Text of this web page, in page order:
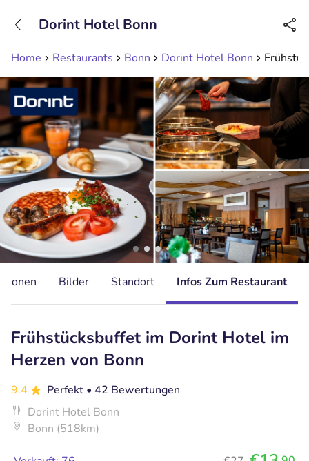
Erreichbar bis 23:00 Uhr
Home Restaurants Bonn Dorint Hotel Bonn
Dorint Hotel Bonn
Bilder Standort Infos Zum Restaurant
Frühstücksbuffet im Dorint Hotel im
Herzen von Bonn
9.4 Perfekt • 42 Bewertungen
Dorint Hotel Bonn
Bonn (518km)